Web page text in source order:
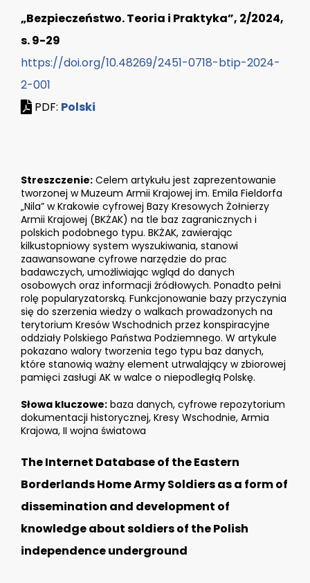
„Bezpieczeństwo. Teoria i Praktyka”, 2/2024,
s. 9-29
https://doi.org/10.48269/2451-0718-btip-2024-
2-001
PDF: Polski
Streszczenie: Celem artykułu jest zaprezentowanie
tworzonej w Muzeum Armii Krajowej im. Emila Fieldorfa
„Nila” w Krakowie cyfrowej Bazy Kresowych Żołnierzy
Armii Krajowej (BKŻAK) na tle baz zagranicznych i
polskich podobnego typu. BKŻAK, zawierając
kilkustopniowy system wyszukiwania, stanowi
zaawansowane cyfrowe narzędzie do prac
badawczych, umożliwiając wgląd do danych
osobowych oraz informacji źródłowych. Ponadto pełni
rolę popularyzatorską. Funkcjonowanie bazy przyczynia
się do szerzenia wiedzy o walkach prowadzonych na
terytorium Kresów Wschodnich przez konspiracyjne
oddziały Polskiego Państwa Podziemnego. W artykule
pokazano walory tworzenia tego typu baz danych,
które stanowią ważny element utrwalający w zbiorowej
pamięci zasługi AK w walce o niepodległą Polskę.
Słowa kluczowe: baza danych, cyfrowe repozytorium
dokumentacji historycznej, Kresy Wschodnie, Armia
Krajowa, II wojna światowa
The Internet Database of the Eastern
Borderlands Home Army Soldiers as a form of
dissemination and development of
knowledge about soldiers of the Polish
independence underground